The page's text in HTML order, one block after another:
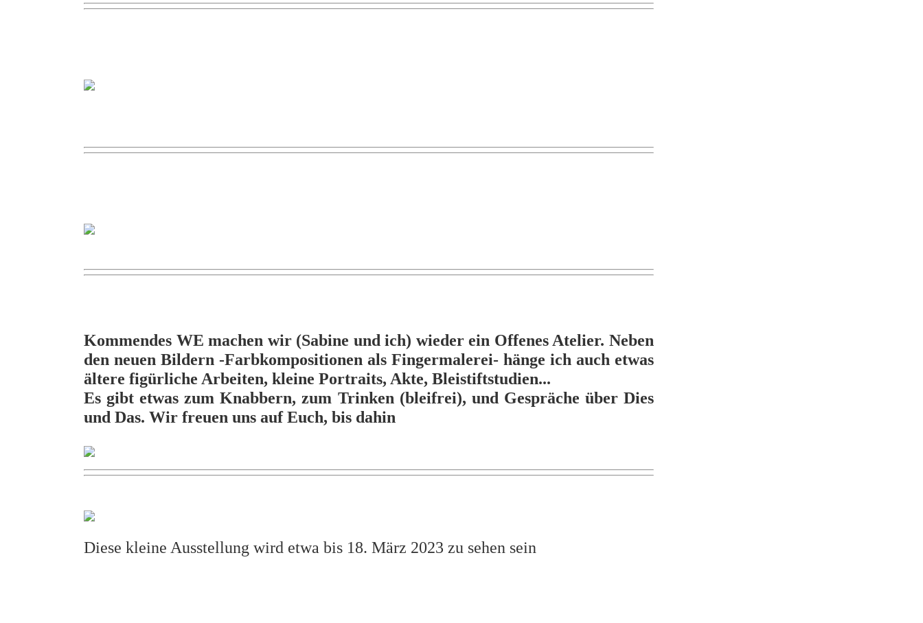
Kommendes WE machen wir (Sabine und ich) wieder ein Offenes Atelier. Neben
den neuen Bildern -Farbkompositionen als Fingermalerei- hänge ich auch etwas
ältere figürliche Arbeiten, kleine Portraits, Akte, Bleistiftstudien...
Es gibt etwas zum Knabbern, zum Trinken (bleifrei), und Gespräche über Dies
und Das. Wir freuen uns auf Euch, bis dahin
Diese kleine Ausstellung wird etwa bis 18. März 2023 zu sehen sein